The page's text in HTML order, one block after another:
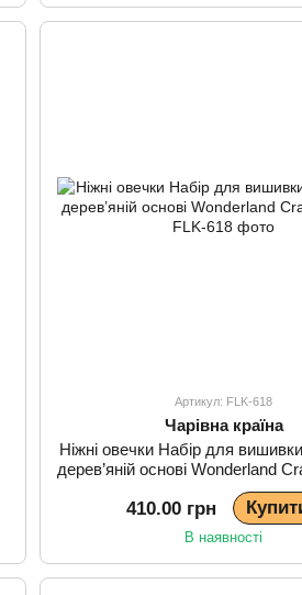
Артикул: FLK-618
Чарівна країна
Ніжні овечки Набір для
дерев’яній основі Wonderland
410.00 грн
В наявності